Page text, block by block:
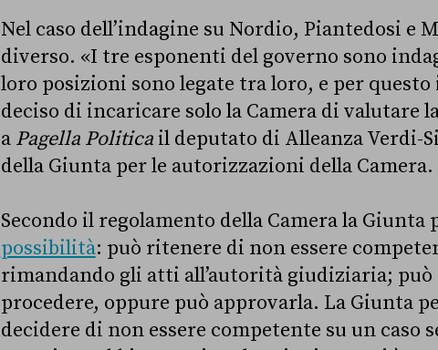
Nel caso dell’indagine su Nordio, Piantedosi e
diverso. «I tre esponenti del governo sono
loro posizioni sono legate tra loro, e per
deciso di incaricare solo la Camera di valutare
a Pagella Politica il deputato di Alleanza Verdi-
della Giunta per le autorizzazioni della Camera.
Secondo il regolamento della Camera la
possibilità: può ritenere di non essere
rimandando gli atti all’autorità giudiziaria; può
procedere, oppure può approvarla. La Giunta
decidere di non essere competente su un